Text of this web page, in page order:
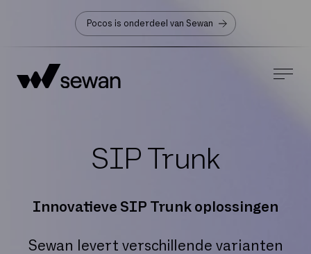
Pocos is onderdeel van Sewan
SIP Trunk
Innovatieve SIP Trunk oplossingen
Sewan levert verschillende varianten